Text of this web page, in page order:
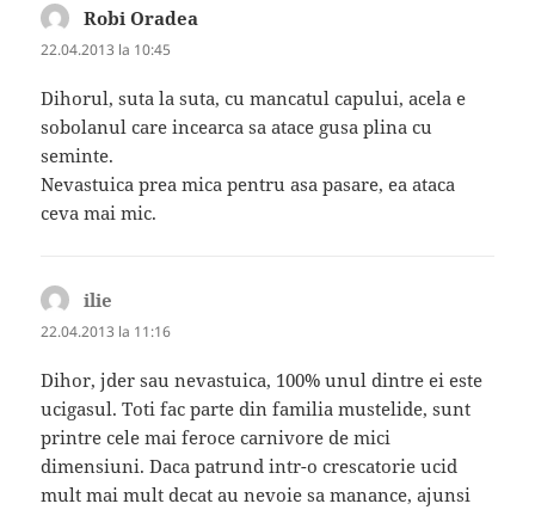
Robi Oradea
22.04.2013 la 10:45
Dihorul, suta la suta, cu mancatul capului, acela e
sobolanul care incearca sa atace gusa plina cu
seminte.
Nevastuica prea mica pentru asa pasare, ea ataca
ceva mai mic.
ilie
22.04.2013 la 11:16
Dihor, jder sau nevastuica, 100% unul dintre ei este
ucigasul. Toti fac parte din familia mustelide, sunt
printre cele mai feroce carnivore de mici
dimensiuni. Daca patrund intr-o crescatorie ucid
mult mai mult decat au nevoie sa manance, ajunsi